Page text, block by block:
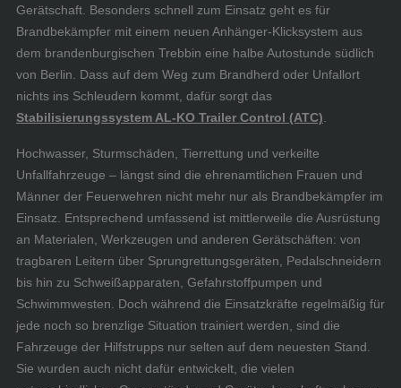
Gerätschaft. Besonders schnell zum Einsatz geht es für
Brandbekämpfer mit einem neuen Anhänger-Klicksystem aus
dem brandenburgischen Trebbin eine halbe Autostunde südlich
von Berlin. Dass auf dem Weg zum Brandherd oder Unfallort
nichts ins Schleudern kommt, dafür sorgt das
Stabilisierungssystem AL-KO Trailer Control (ATC).
Hochwasser, Sturmschäden, Tierrettung und verkeilte
Unfallfahrzeuge – längst sind die ehrenamtlichen Frauen und
Männer der Feuerwehren nicht mehr nur als Brandbekämpfer im
Einsatz. Entsprechend umfassend ist mittlerweile die Ausrüstung
an Materialen, Werkzeugen und anderen Gerätschäften: von
tragbaren Leitern über Sprungrettungsgeräten, Pedalschneidern
bis hin zu Schweißapparaten, Gefahrstoffpumpen und
Schwimmwesten. Doch während die Einsatzkräfte regelmäßig für
jede noch so brenzlige Situation trainiert werden, sind die
Fahrzeuge der Hilfstrupps nur selten auf dem neuesten Stand.
Sie wurden auch nicht dafür entwickelt, die vielen